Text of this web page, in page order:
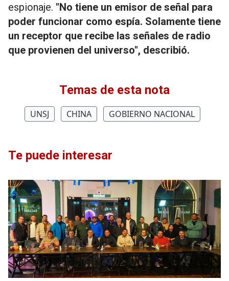
espionaje. "No tiene un emisor de señal para
poder funcionar como espía. Solamente tiene
un receptor que recibe las señales de radio
que provienen del universo", describió.
Temas de esta nota
UNSJ CHINA GOBIERNO NACIONAL
Te puede interesar